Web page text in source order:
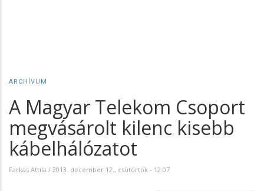
ARCHÍVUM
A Magyar Telekom Csoport
megvásárolt kilenc kisebb
kábelhálózatot
Farkas Attila / 2013. december 12., csütörtök - 12:07